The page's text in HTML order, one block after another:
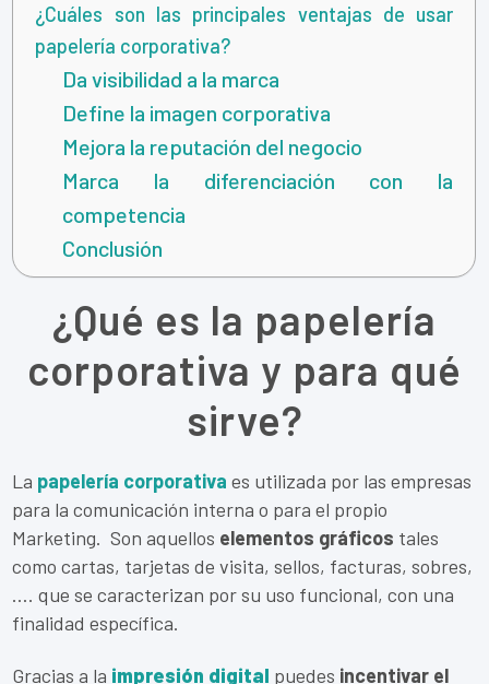
¿Cuáles son las principales ventajas de usar
papelería corporativa?
Da visibilidad a la marca
Define la imagen corporativa
Mejora la reputación del negocio
Marca la diferenciación con la
competencia
Conclusión
¿Qué es la papelería
corporativa y para qué
sirve?
La papelería corporativa es utilizada por las empresas
para la comunicación interna o para el propio
Marketing. Son aquellos elementos gráficos tales
como cartas, tarjetas de visita, sellos, facturas, sobres,
…. que se caracterizan por su uso funcional, con una
finalidad específica.
Gracias a la impresión digital puedes incentivar el